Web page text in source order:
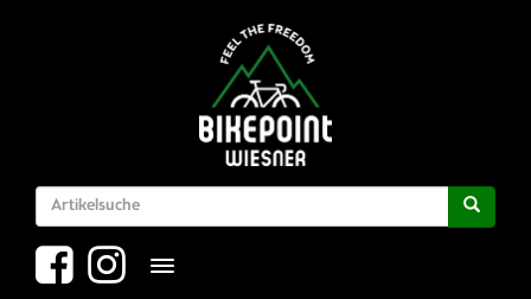
Toggle navigation